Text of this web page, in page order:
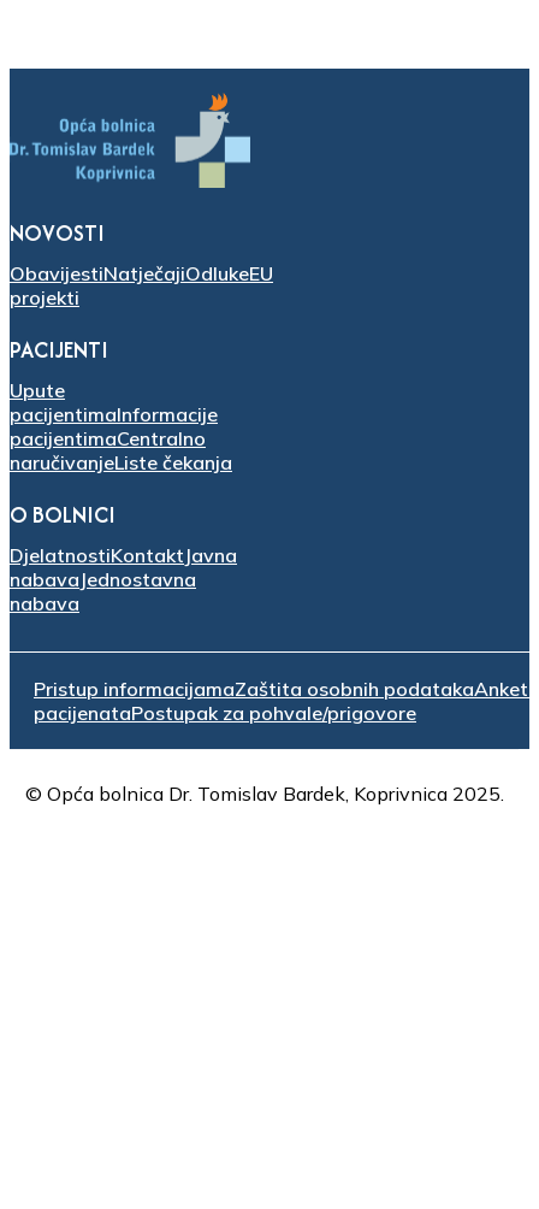
NOVOSTI
ObavijestiNatječajiOdlukeEU
projekti
PACIJENTI
Upute
pacijentimaInformacije
pacijentimaCentralno
naručivanjeListe čekanja
O BOLNICI
DjelatnostiKontakt Javna
nabava Jednostavna
nabava
Pristup informacijamaZaštita osobnih podatakaAnketa
pacijenataPostupak za pohvale/prigovore
© Opća bolnica Dr. Tomislav Bardek, Koprivnica 2025.